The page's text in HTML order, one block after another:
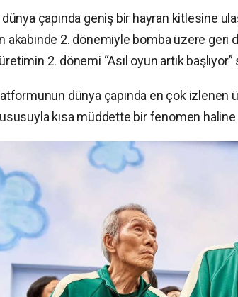
dünya çapında geniş bir hayran kitlesine
akabinde 2. dönemiyle bomba üzere geri
2. dönemi “Asıl oyun artık
dünya çapında en çok izlenen
kısa müddette bir fenomen